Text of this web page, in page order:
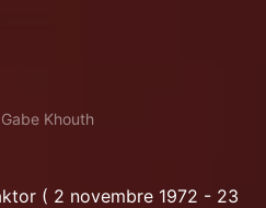
Gabe Khouth
( 2 novembre 1972 - 23